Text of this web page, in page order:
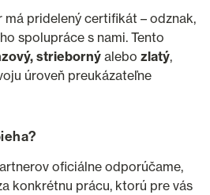
má pridelený certifikát – odznak,
spolupráce s nami. Tento
strieborný alebo zlatý,
úroveň preukázateľne
oficiálne odporúčame,
konkrétnu prácu, ktorú pre vás